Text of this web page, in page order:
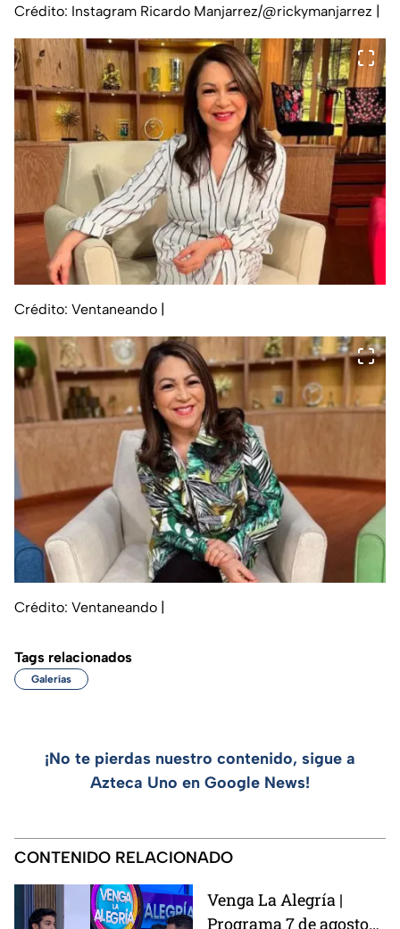
Crédito: Instagram Ricardo Manjarrez/@rickymanjarrez
Crédito: Ventaneando |
Crédito: Ventaneando |
Tags relacionados
Galerías
¡No te pierdas nuestro contenido, sigue a
Azteca Uno en Google News!
CONTENIDO RELACIONADO
Venga La Alegría |
Programa 7 de agosto